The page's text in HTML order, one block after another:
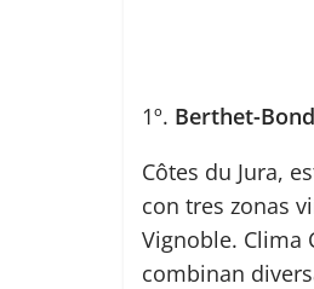
1º. Berthet-
Côtes du Jura,
con tres zonas
Vignoble. Clima
combinan